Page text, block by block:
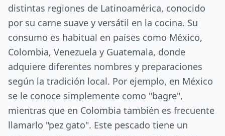
distintas regiones de Latinoamérica, conocido
por su carne suave y versátil en la cocina. Su
consumo es habitual en países como México,
Colombia, Venezuela y Guatemala, donde
adquiere diferentes nombres y preparaciones
según la tradición local. Por ejemplo, en México
se le conoce simplemente como "bagre",
mientras que en Colombia también es frecuente
llamarlo "pez gato". Este pescado tiene un